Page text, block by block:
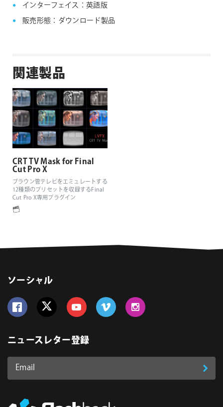
インターフェイス：英語版
販売形態：ダウンロード製品
関連製品
CRT TV Mask for Final
Cut Pro X
ブラウン管テレビをエミュレートする
12種類のプリセットを収録するFinal
Cut Pro X専用プラグイン
ソーシャル
ニュースレター登録
Email
登